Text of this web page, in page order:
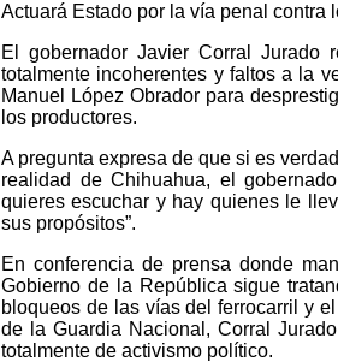
Actuará Estado por la vía penal
El gobernador Javier Corral Jurado
totalmente incoherentes y faltos a la
Manuel López Obrador para
los productores.
A pregunta expresa de que si es
realidad de Chihuahua, el
quieres escuchar y hay quienes le
sus propósitos”.
En conferencia de prensa donde
Gobierno de la República sigue
bloqueos de las vías del ferrocarril y
de la Guardia Nacional, Corral
totalmente de activismo político.